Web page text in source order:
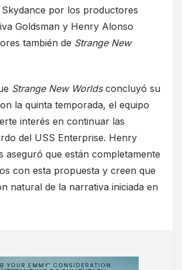
por los productores
Goldsman y Henry Alonso
también de Strange New
Strange New Worldsconcluyó su
la quinta temporada, el equipo
interés en continuar las
del USS Enterprise. Henry
aseguró que están completamente
con esta propuesta y creen que
natural de la narrativa iniciada en